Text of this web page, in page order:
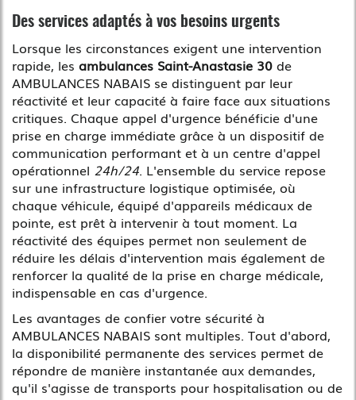
Des services adaptés à vos besoins urgents
Lorsque les circonstances exigent une intervention
rapide, les ambulances Saint-Anastasie 30 de
AMBULANCES NABAIS se distinguent par leur
réactivité et leur capacité à faire face aux situations
critiques. Chaque appel d'urgence bénéficie d'une
prise en charge immédiate grâce à un dispositif de
communication performant et à un centre d'appel
opérationnel 24h/24. L'ensemble du service repose
sur une infrastructure logistique optimisée, où
chaque véhicule, équipé d'appareils médicaux de
pointe, est prêt à intervenir à tout moment. La
réactivité des équipes permet non seulement de
réduire les délais d'intervention mais également de
renforcer la qualité de la prise en charge médicale,
indispensable en cas d'urgence.
Les avantages de confier votre sécurité à
AMBULANCES NABAIS sont multiples. Tout d'abord,
la disponibilité permanente des services permet de
répondre de manière instantanée aux demandes,
qu'il s'agisse de transports pour hospitalisation ou de